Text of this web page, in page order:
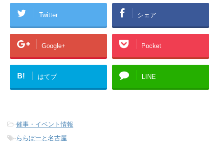
Twitter シェア
Google+ Pocket
B! はてブ LINE
-催事・イベント情報
-ららぽーと名古屋